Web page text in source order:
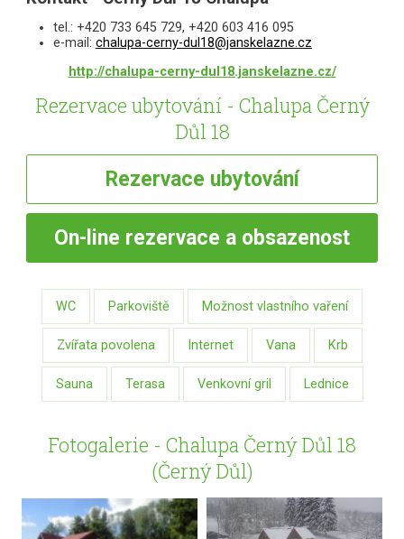
tel.: +420 733 645 729, +420 603 416 095
e-mail: chalupa-cerny-dul18@janskelazne.cz
http://chalupa-cerny-dul18.janskelazne.cz/
Rezervace ubytování - Chalupa Černý
Důl 18
Rezervace ubytování
On-line rezervace a obsazenost
WC Parkoviště Možnost vlastního vaření
Zvířata povolena Internet Vana Krb
Sauna Terasa Venkovní gril Lednice
Fotogalerie - Chalupa Černý Důl 18
(Černý Důl)